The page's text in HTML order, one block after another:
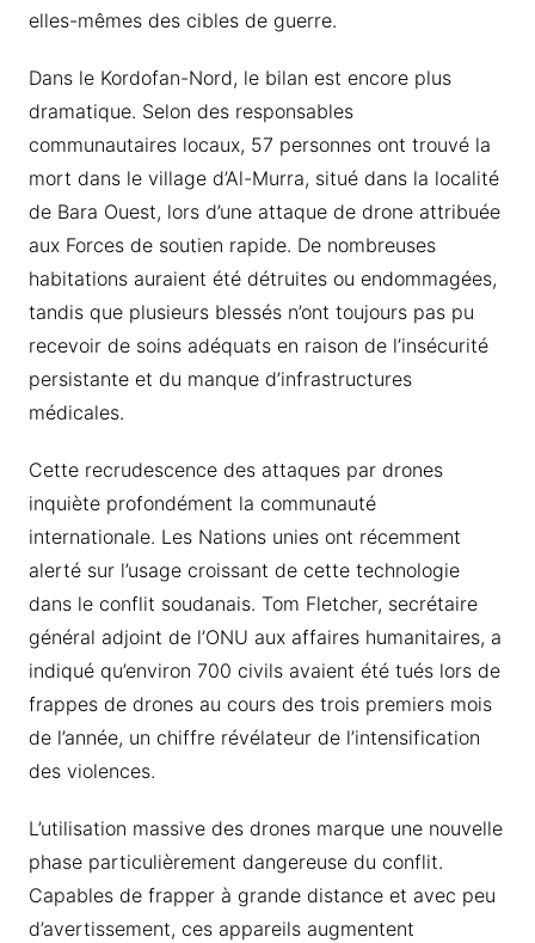
elles-mêmes des cibles de guerre.
Dans le Kordofan-Nord, le bilan est encore plus
dramatique. Selon des responsables
communautaires locaux, 57 personnes ont trouvé la
mort dans le village d’Al-Murra, situé dans la localité
de Bara Ouest, lors d’une attaque de drone attribuée
aux Forces de soutien rapide. De nombreuses
habitations auraient été détruites ou endommagées,
tandis que plusieurs blessés n’ont toujours pas pu
recevoir de soins adéquats en raison de l’insécurité
persistante et du manque d’infrastructures
médicales.
Cette recrudescence des attaques par drones
inquiète profondément la communauté
internationale. Les Nations unies ont récemment
alerté sur l’usage croissant de cette technologie
dans le conflit soudanais. Tom Fletcher, secrétaire
général adjoint de l’ONU aux affaires humanitaires, a
indiqué qu’environ 700 civils avaient été tués lors de
frappes de drones au cours des trois premiers mois
de l’année, un chiffre révélateur de l’intensification
des violences.
L’utilisation massive des drones marque une nouvelle
phase particulièrement dangereuse du conflit.
Capables de frapper à grande distance et avec peu
d’avertissement, ces appareils augmentent